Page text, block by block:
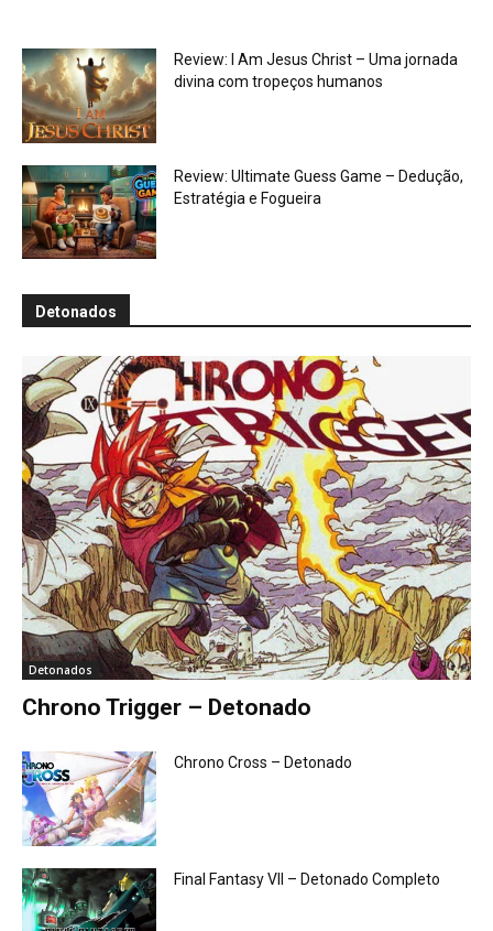
Review: I Am Jesus Christ – Uma jornada
divina com tropeços humanos
Review: Ultimate Guess Game – Dedução,
Estratégia e Fogueira
Detonados
Detonados
Chrono Trigger – Detonado
Chrono Cross – Detonado
Final Fantasy VII – Detonado Completo